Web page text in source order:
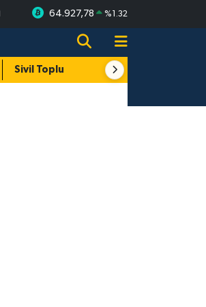
64.927,78 %1.32
Sivil Toplum Turizm